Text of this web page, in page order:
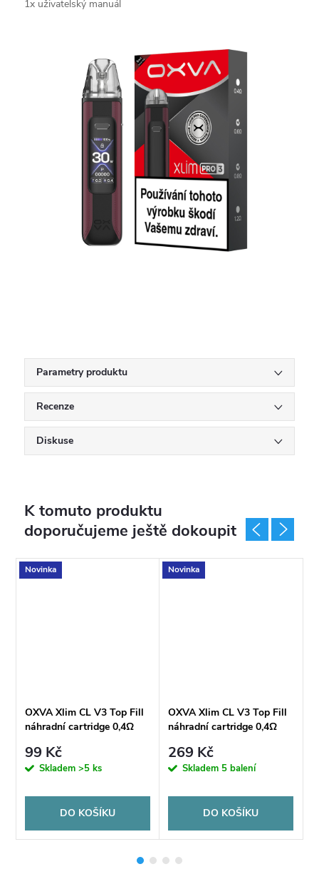
1x uživatelský manuál
Parametry produktu
Recenze
Diskuse
K tomuto produktu
doporučujeme ještě dokoupit
Novinka
OXVA Xlim CL V3 Top Fill
náhradní cartridge 0,4Ω
99 Kč
Skladem>5 ks
DO KOŠÍKU
Novinka
OXVA Xlim CL V3 Top Fill
náhradní cartridge 0,4Ω
269 Kč
Skladem 5 balení
DO KOŠÍKU